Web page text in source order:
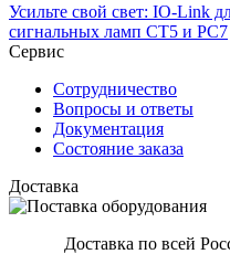
Усильте свой свет: IO-Link
сигнальных ламп CT5 и PC7
Сервис
Сотрудничество
Вопросы и ответы
Документация
Состояние заказа
Доставка
Доставка по всей